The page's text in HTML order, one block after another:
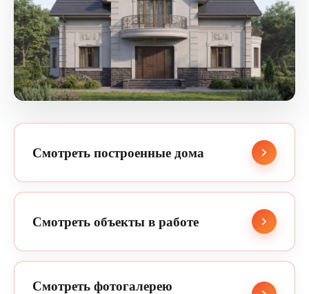
Смотреть построенные дома
Смотреть объекты в работе
Смотреть фотогалерею